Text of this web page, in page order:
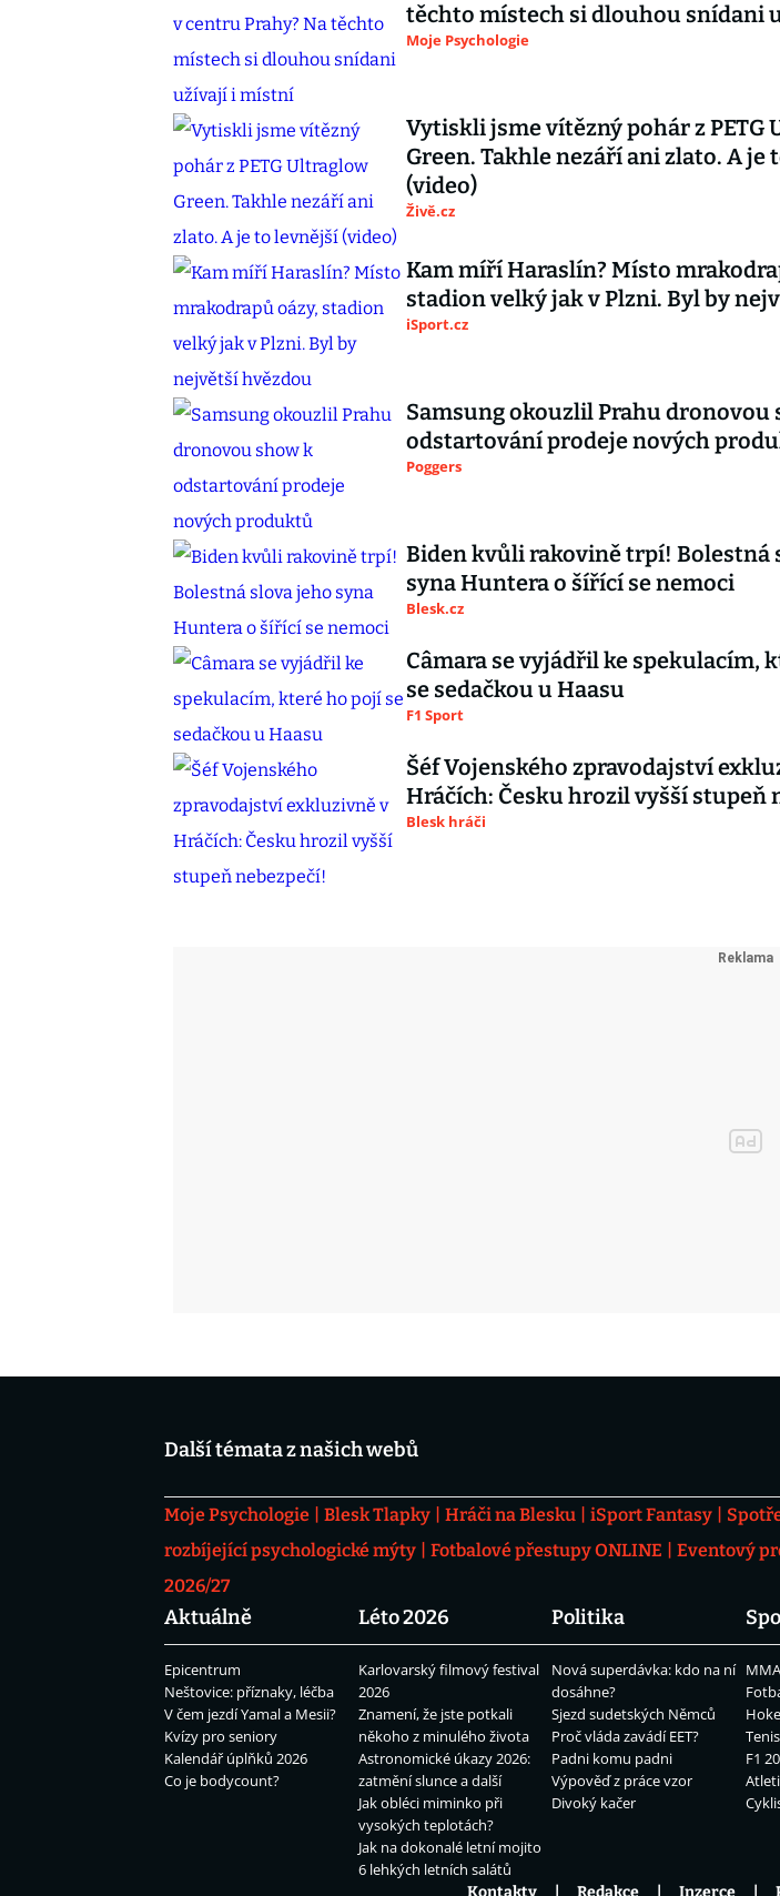
těchto místech si dlouhou snídani
Moje Psychologie
Vytiskli jsme vítězný pohár z PETG
Green. Takhle nezáří ani zlato. A je
(video)
Živě.cz
Kam míří Haraslín? Místo
stadion velký jak v Plzni. Byl by
iSport.cz
Samsung okouzlil Prahu dronovou
odstartování prodeje nových
Poggers
Biden kvůli rakovině trpí! Bolestná
syna Huntera o šířící se nemoci
Blesk.cz
Câmara se vyjádřil ke spekulacím,
se sedačkou u Haasu
F1 Sport
Šéf Vojenského zpravodajství
Hráčích: Česku hrozil vyšší stupeň
Blesk hráči
Další témata z našich webů
Moje Psychologie Blesk Tlapky Hráči na Blesku iSport Fantasy
rozbíjející psychologické mýty
Fotbalové přestupy ONLINE Eventový
2026/27
Aktuálně
Epicentrum
Neštovice: příznaky, léčba
V čem jezdí Yamal a Mesii?
Kvízy pro seniory
Kalendář úplňků 2026
Co je bodycount?
Léto 2026
Karlovarský filmový festival
2026
Znamení, že jste potkali
někoho z minulého života
Astronomické úkazy 2026:
zatmění slunce a další
Jak obléci miminko při
vysokých teplotách?
Jak na dokonalé letní mojito
6 lehkých letních salátů
Politika
Nová superdávka: kdo na ní
dosáhne?
Sjezd sudetských Němců
Proč vláda zavádí EET?
Padni komu padni
Výpověď z práce vzor
Divoký kačer
MMA
F1